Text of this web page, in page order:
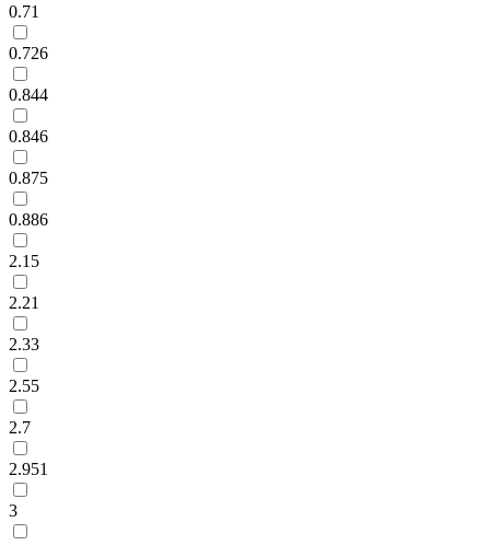
0.71
0.726
0.844
0.846
0.875
0.886
2.15
2.21
2.33
2.55
2.7
2.951
3